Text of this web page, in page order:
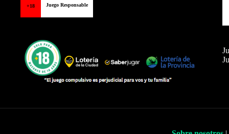
+18 Juego Responsable